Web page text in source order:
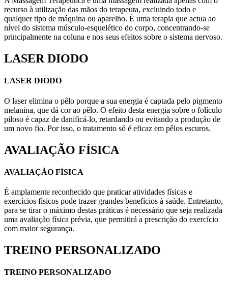
recurso à utilização das mãos do terapeuta, excluindo todo e
qualquer tipo de máquina ou aparelho. É uma terapia que actua ao
nível do sistema músculo-esquelético do corpo, concentrando-se
principalmente na coluna e nos seus efeitos sobre o sistema nervoso.
LASER DIODO
LASER DIODO
O laser elimina o pêlo porque a sua energia é captada pelo pigmento
melanina, que dá cor ao pêlo. O efeito desta energia sobre o folículo
piloso é capaz de danificá-lo, retardando ou evitando a produção de
um novo fio. Por isso, o tratamento só é eficaz em pêlos escuros.
AVALIAÇÃO FÍSICA
AVALIAÇÃO FÍSICA
É amplamente reconhecido que praticar atividades físicas e
exercícios físicos pode trazer grandes benefícios à saúde. Entretanto,
para se tirar o máximo destas práticas é necessário que seja realizada
uma avaliação física prévia, que permitirá a prescrição do exercício
com maior segurança.
TREINO PERSONALIZADO
TREINO PERSONALIZADO